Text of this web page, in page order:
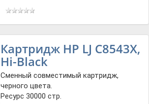
Картридж HP LJ C8543X,
Hi-Black
Сменный совместимый картридж,
черного цвета.
Ресурс 30000 стр.